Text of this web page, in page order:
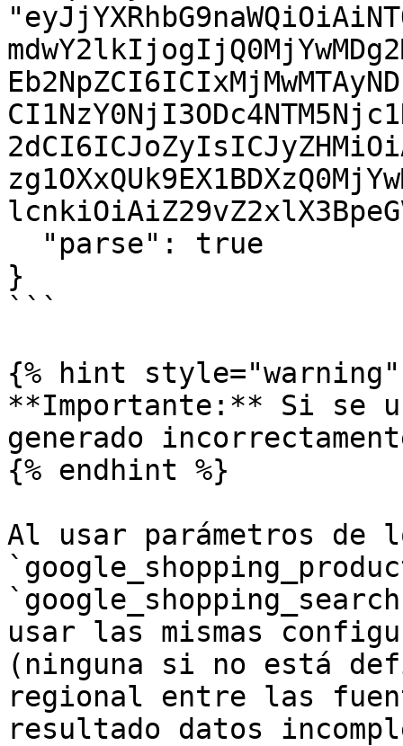
}
```
{% hint style="warning"
**Importante:** Si se
generado
{% endhint %}
Al usar parámetros de
usar las mismas
(ninguna si no está
regional entre las
resultado datos